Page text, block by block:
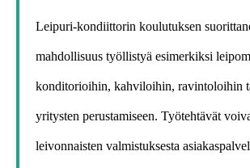
Leipuri-kondiittorin koulutuksen
mahdollisuus työllistyä esimerkiksi
konditorioihin, kahviloihin, ravintoloihin
yritysten perustamiseen. Työtehtävät
leivonnaisten valmistuksesta